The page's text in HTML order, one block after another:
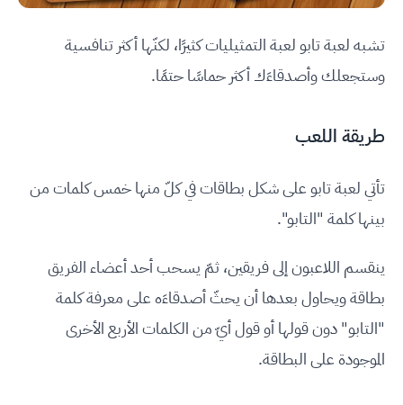
تشبه لعبة تابو لعبة التمثيليات كثيرًا، لكنّها أكثر تنافسية
وستجعلك وأصدقاءَك أكثر حماسًا حتمًا.
طريقة اللعب
تأتي لعبة تابو على شكل بطاقات في كلّ منها خمس كلمات من
بينها كلمة "التابو".
ينقسم اللاعبون إلى فريقين، ثمّ يسحب أحد أعضاء الفريق
بطاقة ويحاول بعدها أن يحثّ أصدقاءَه على معرفة كلمة
"التابو" دون قولها أو قول أيّ من الكلمات الأربع الأخرى
الموجودة على البطاقة.